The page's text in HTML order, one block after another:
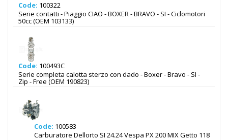
Code: 100322
Serie contatti - Piaggio CIAO - BOXER - BRAVO - SI - Ciclomotori
50cc (OEM 103133)
Code: 100493C
Serie completa calotta sterzo con dado - Boxer - Bravo - SI -
Zip - Free (OEM 190823)
Code: 100583
Carburatore Dellorto SI 24.24 Vespa PX 200 MIX Getto 118